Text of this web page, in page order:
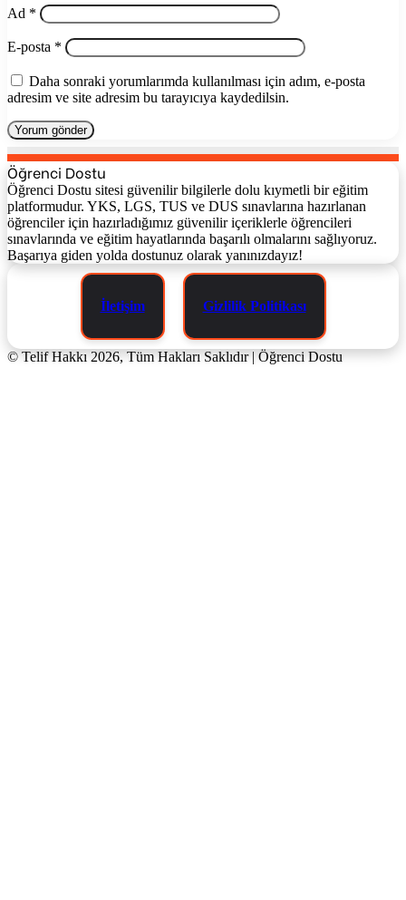
Ad *
E-posta *
Daha sonraki yorumlarımda kullanılması için adım, e-posta
adresim ve site adresim bu tarayıcıya kaydedilsin.
Öğrenci Dostu
Öğrenci Dostu sitesi güvenilir bilgilerle dolu kıymetli bir eğitim
platformudur. YKS, LGS, TUS ve DUS sınavlarına hazırlanan
öğrenciler için hazırladığımız güvenilir içeriklerle öğrencileri
sınavlarında ve eğitim hayatlarında başarılı olmalarını sağlıyoruz.
Başarıya giden yolda dostunuz olarak yanınızdayız!
İletişim Gizlilik Politikası
© Telif Hakkı 2026, Tüm Hakları Saklıdır | Öğrenci Dostu